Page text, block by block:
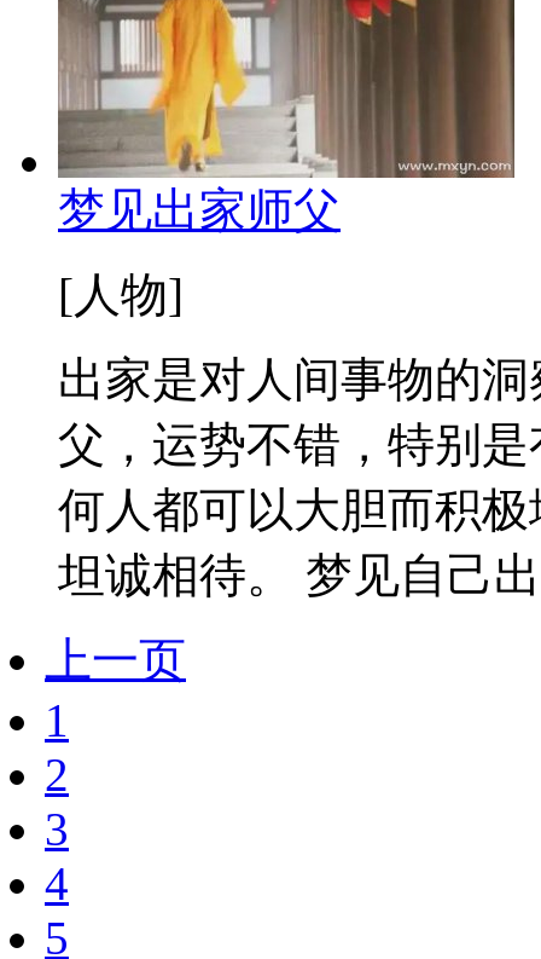
梦见出家师父
[人物]
出家是对人间事物的
父，运势不错，特别
何人都可以大胆而积
坦诚相待。 梦见自己
上一页
1
2
3
4
5